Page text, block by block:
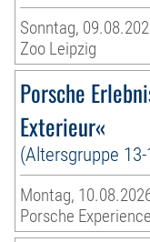
Sonntag,
Zoo Leipzig
Porsche
Exterieur«
(Altersgruppe
Montag,
Porsche